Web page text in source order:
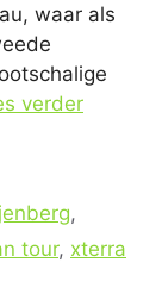
waar als
verder
,
tour, xterra